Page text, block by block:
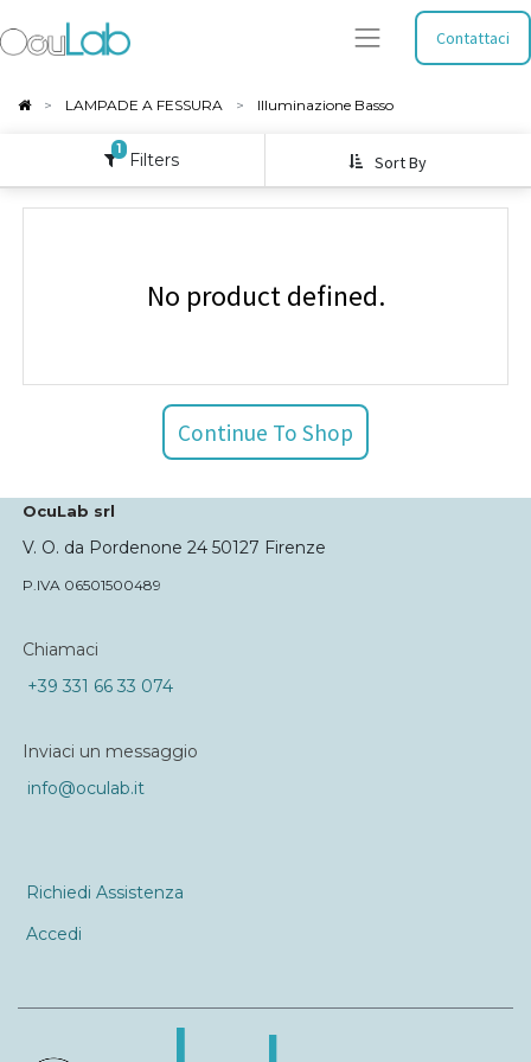
Contattaci
LAMPADE A FESSURA Illuminazione Basso
1
Filters Sort By
No product defined.
Continue To Shop
OcuLab srl
V. O. da Pordenone 24 50127 Firenze
P.IVA 06501500489
Chiamaci
+39 331 66 33 074
Inviaci un messaggio
info@oculab.it
Richiedi Assistenza
Accedi